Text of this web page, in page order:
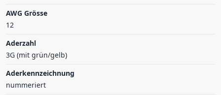
AWG Grösse
12
Aderzahl
3G (mit grün/gelb)
Aderkennzeichnung
nummeriert